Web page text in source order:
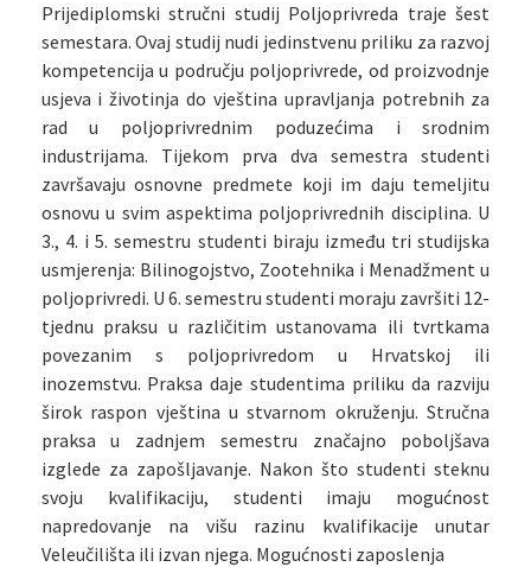
Prijediplomski stručni studij Poljoprivreda traje šest
semestara. Ovaj studij nudi jedinstvenu priliku za razvoj
kompetencija u području poljoprivrede, od proizvodnje
usjeva i životinja do vještina upravljanja potrebnih za
rad u poljoprivrednim poduzećima i srodnim
industrijama. Tijekom prva dva semestra studenti
završavaju osnovne predmete koji im daju temeljitu
osnovu u svim aspektima poljoprivrednih disciplina. U
3., 4. i 5. semestru studenti biraju između tri studijska
usmjerenja: Bilinogojstvo, Zootehnika i Menadžment u
poljoprivredi. U 6. semestru studenti moraju završiti 12-
tjednu praksu u različitim ustanovama ili tvrtkama
povezanim s poljoprivredom u Hrvatskoj ili
inozemstvu. Praksa daje studentima priliku da razviju
širok raspon vještina u stvarnom okruženju. Stručna
praksa u zadnjem semestru značajno poboljšava
izglede za zapošljavanje. Nakon što studenti steknu
svoju kvalifikaciju, studenti imaju mogućnost
napredovanje na višu razinu kvalifikacije unutar
Veleučilišta ili izvan njega. Mogućnosti zaposlenja